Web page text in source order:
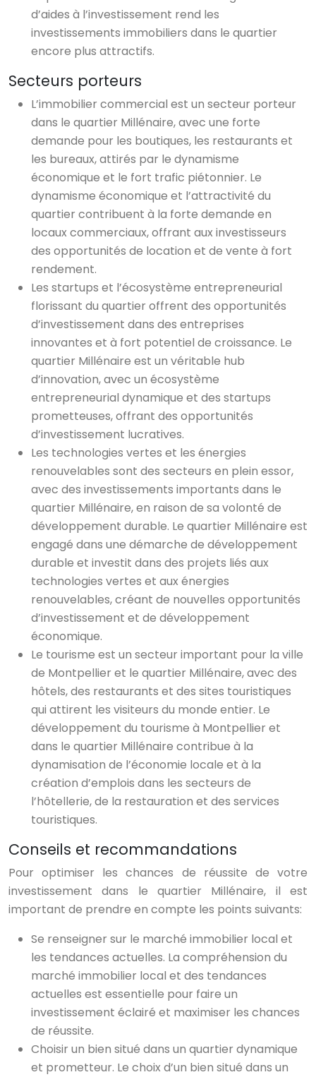
d’aides à l’investissement rend les
investissements immobiliers dans le quartier
encore plus attractifs.
Secteurs porteurs
L’immobilier commercial est un secteur porteur
dans le quartier Millénaire, avec une forte
demande pour les boutiques, les restaurants et
les bureaux, attirés par le dynamisme
économique et le fort trafic piétonnier. Le
dynamisme économique et l’attractivité du
quartier contribuent à la forte demande en
locaux commerciaux, offrant aux investisseurs
des opportunités de location et de vente à fort
rendement.
Les startups et l’écosystème entrepreneurial
florissant du quartier offrent des opportunités
d’investissement dans des entreprises
innovantes et à fort potentiel de croissance. Le
quartier Millénaire est un véritable hub
d’innovation, avec un écosystème
entrepreneurial dynamique et des startups
prometteuses, offrant des opportunités
d’investissement lucratives.
Les technologies vertes et les énergies
renouvelables sont des secteurs en plein essor,
avec des investissements importants dans le
quartier Millénaire, en raison de sa volonté de
développement durable. Le quartier Millénaire est
engagé dans une démarche de développement
durable et investit dans des projets liés aux
technologies vertes et aux énergies
renouvelables, créant de nouvelles opportunités
d’investissement et de développement
économique.
Le tourisme est un secteur important pour la ville
de Montpellier et le quartier Millénaire, avec des
hôtels, des restaurants et des sites touristiques
qui attirent les visiteurs du monde entier. Le
développement du tourisme à Montpellier et
dans le quartier Millénaire contribue à la
dynamisation de l’économie locale et à la
création d’emplois dans les secteurs de
l’hôtellerie, de la restauration et des services
touristiques.
Conseils et recommandations
Pour optimiser les chances de réussite de votre
investissement dans le quartier Millénaire, il est
important de prendre en compte les points suivants:
Se renseigner sur le marché immobilier local et
les tendances actuelles. La compréhension du
marché immobilier local et des tendances
actuelles est essentielle pour faire un
investissement éclairé et maximiser les chances
de réussite.
Choisir un bien situé dans un quartier dynamique
et prometteur. Le choix d’un bien situé dans un